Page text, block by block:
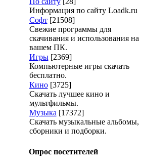
Информация по сайту Loadk.ru
Софт [21508]
Свежие программы для
скачивания и использования на
вашем ПК.
Игры [2369]
Компьютерные игры скачать
бесплатно.
Кино [3725]
Скачать лучшее кино и
мультфильмы.
Музыка [17372]
Скачать музыкальные альбомы,
сборники и подборки.
Опрос посетителей